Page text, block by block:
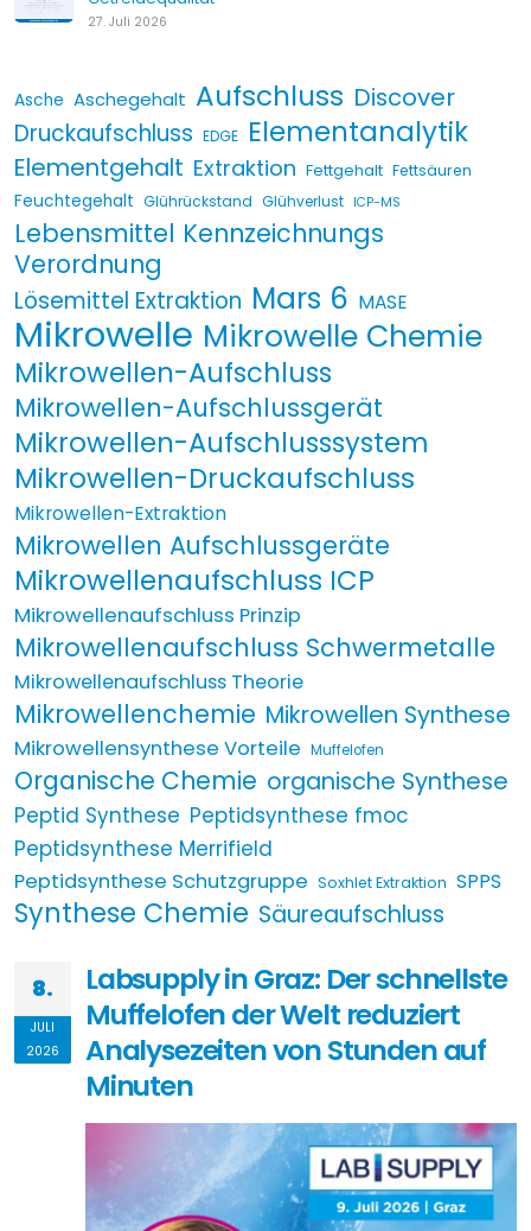
27. Juli 2026
Asche Aschegehalt Aufschluss Discover
Druckaufschluss EDGE Elementanalytik
Elementgehalt Extraktion Fettgehalt Fettsäuren
Feuchtegehalt Glührückstand Glühverlust ICP-MS
Lebensmittel Kennzeichnungs
Verordnung
Lösemittel Extraktion Mars 6 MASE
Mikrowelle Mikrowelle Chemie
Mikrowellen-Aufschluss
Mikrowellen-Aufschlussgerät
Mikrowellen-Aufschlusssystem
Mikrowellen-Druckaufschluss
Mikrowellen-Extraktion
Mikrowellen Aufschlussgeräte
Mikrowellenaufschluss ICP
Mikrowellenaufschluss Prinzip
Mikrowellenaufschluss Schwermetalle
Mikrowellenaufschluss Theorie
Mikrowellenchemie Mikrowellen Synthese
Mikrowellensynthese Vorteile Muffelofen
Organische Chemie organische Synthese
Peptid Synthese Peptidsynthese fmoc
Peptidsynthese Merrifield
Peptidsynthese Schutzgruppe Soxhlet Extraktion SPPS
Synthese Chemie Säureaufschluss
8.
JULI
2026
Labsupply in Graz: Der schnellste
Muffelofen der Welt reduziert
Analysezeiten von Stunden auf
Minuten